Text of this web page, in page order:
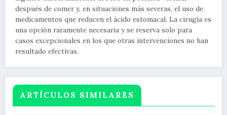
después de comer y, en situaciones más severas, el uso de
medicamentos que reducen el ácido estomacal. La cirugía es
una opción raramente necesaria y se reserva solo para
casos excepcionales en los que otras intervenciones no han
resultado efectivas.
ARTÍCULOS SIMILARES